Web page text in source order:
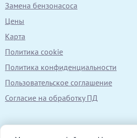
Замена бензонасоса
Цены
Карта
Политика cookie
Политика конфиденциальности
Пользовательское соглашение
Согласие на обработку ПД